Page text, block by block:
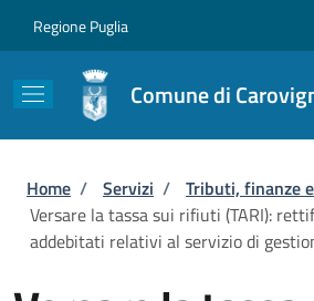
Regione Puglia
Comune di
Briciole di pane
Home / Servizi / Tributi, finanze
Versare la tassa sui rifiuti (TARI):
addebitati relativi al servizio di